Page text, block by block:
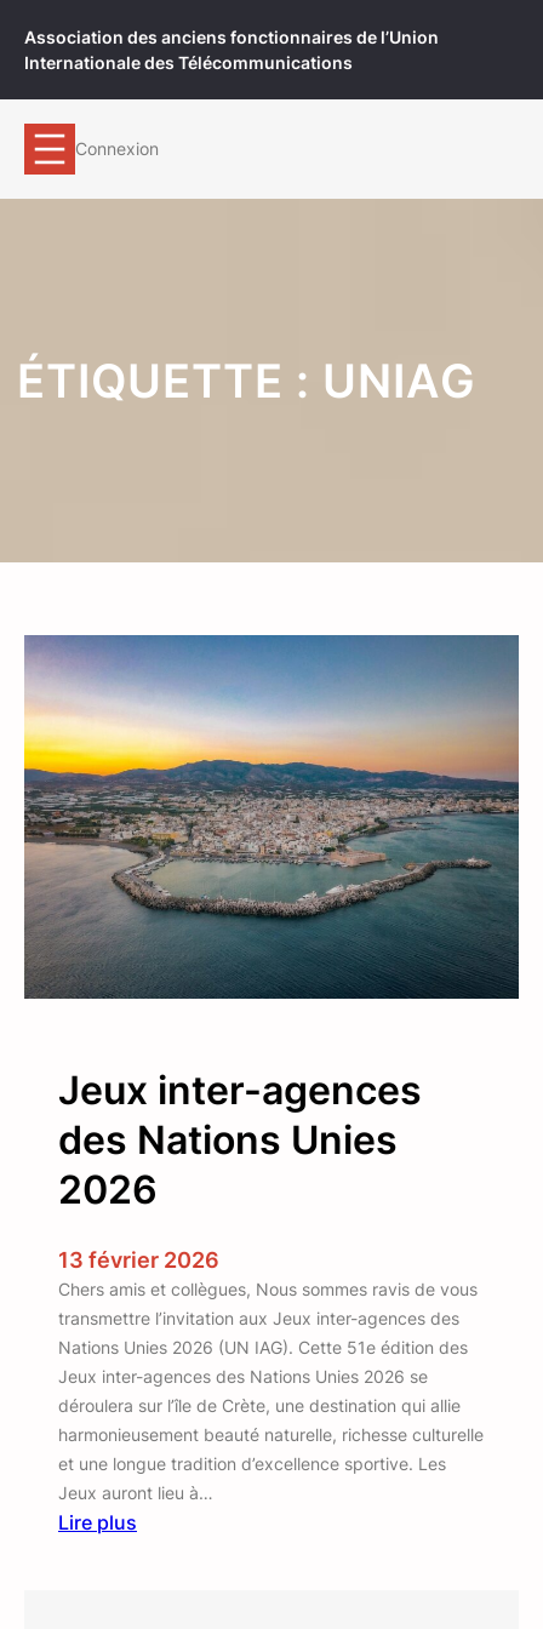
contenu
Association des anciens fonctionnaires de l’Union
Internationale des Télécommunications
Connexion
ÉTIQUETTE : UNIAG
Jeux inter-agences
des Nations Unies
2026
13 février 2026
Chers amis et collègues, Nous sommes ravis de vous
transmettre l’invitation aux Jeux inter-agences des
Nations Unies 2026 (UN IAG). Cette 51e édition des
Jeux inter-agences des Nations Unies 2026 se
déroulera sur l’île de Crète, une destination qui allie
harmonieusement beauté naturelle, richesse culturelle
et une longue tradition d’excellence sportive. Les
Jeux auront lieu à…
Lire plus